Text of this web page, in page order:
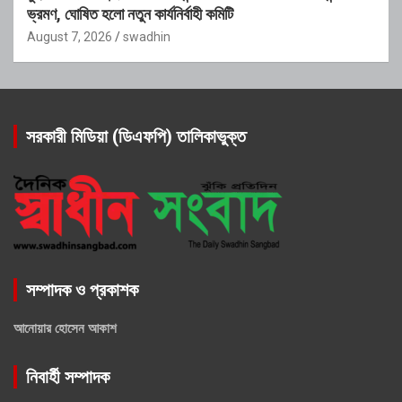
ভ্রমণ, ঘোষিত হলো নতুন কার্যনির্বাহী কমিটি
August 7, 2026 swadhin
সরকারী মিডিয়া (ডিএফপি) তালিকাভুক্ত
সম্পাদক ও প্রকাশক
আনোয়ার হোসেন আকাশ
নিবার্হী সম্পাদক